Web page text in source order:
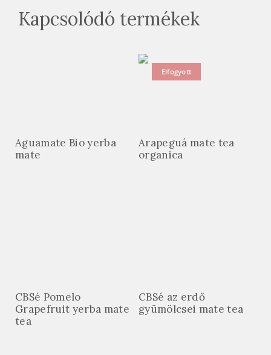
Kapcsolódó termékek
Aguamate Bio yerba
mate
Elfogyott
Arapeguá mate tea
organica
CBSé Pomelo
Grapefruit yerba mate
tea
CBSé az erdő
gyümölcsei mate tea